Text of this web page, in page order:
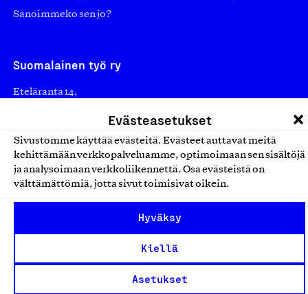
Evästeasetukset
Sivustomme käyttää evästeitä. Evästeet auttavat meitä
kehittämään verkkopalveluamme, optimoimaan sen sisältöjä
ja analysoimaan verkkoliikennettä. Osa evästeistä on
välttämättömiä, jotta sivut toimisivat oikein.
Hyväksy
Kiellä
Asetukset
Sanoimmeko sen jo?
Suomalainen työ ry
Eteläranta 14,
asiakaspalvelu@suomalainentyo.fi
laskutus@suomalainentyo.fi